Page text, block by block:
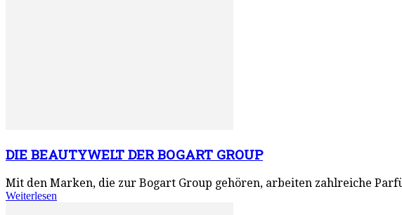
DIE BEAUTYWELT DER BOGART GROUP
Mit den Marken, die zur Bogart Group gehören, arbeiten zahlreiche
Weiterlesen